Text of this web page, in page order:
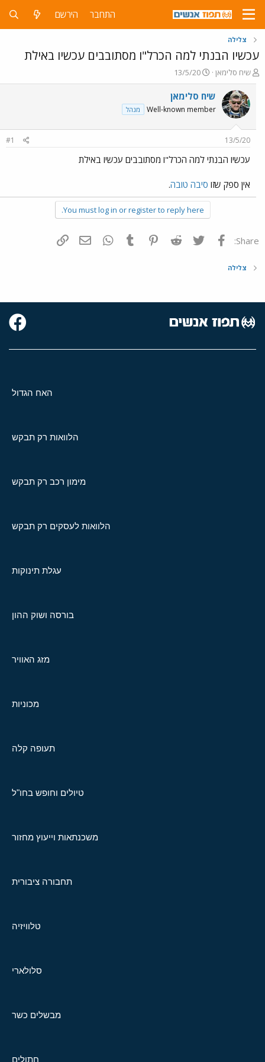
התחבר הירשם
צלילה
עכשיו הבנתי למה הכרל"ו מסתובבים עכשיו באילת
פ
ו
ת
ח
ה
ו
ש
א
שיח סלימאן
פ
ו
ר
ם
ר
13/5/20
שיח סלימאן
Well-known member מנהל
13/5/20
#1
עכשיו הבנתי למה הכרל"ו מסתובבים עכשיו באילת
אין ספק שזו סיבה טובה.
You must log in or register to reply here.
Share: פייסבוק Twitter
Reddit
Pinterest
Tumblr
WhatsAppדואר אלקטרוני
צלילה
האח הגדול
הלוואות רק תבקש
מימון רכב רק תבקש
הלוואות לעסקים רק תבקש
עגלת תינוקות
בורסה ושוק ההון
מזג האוויר
מכוניות
תעופה קלה
טיולים וחופש בחו"ל
משכנתאות וייעוץ מחזור
תחבורה ציבורית
טלוויזיה
סלולארי
מבשלים כשר
חתולים